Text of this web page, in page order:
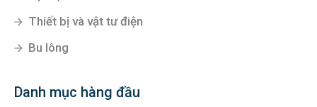
Thiết bị và vật tư điện
Bu lông
Danh mục hàng đầu